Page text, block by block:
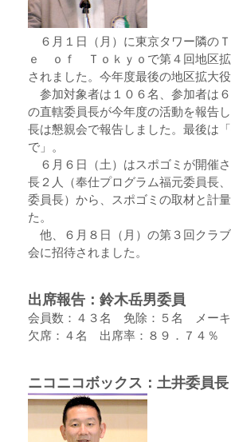
６月１日（月）に東京タワー隣の
ｅ ｏｆ Ｔｏｋｙｏで第４回地区拡
されました。今年度最後の地区拡大役
参加対象者は１０６名、参加者は
の直轄委員長が今年度の活動を報告
長は懇親会で報告しました。最後は
で」。
６月６日（土）はスポゴミが開催
長２人（奉仕プログラム福元委員長
委員長）から、スポゴミの取材と計
た。
他、６月８日（月）の第３回クラ
会に招待されました。
出席報告：鈴木岳男委員
会員数：４３名 免除：５名 メー
欠席：４名 出席率：８９．７４％
ニコニコボックス：土井委員長